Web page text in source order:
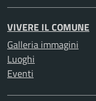
VIVERE IL COMUNE
Galleria immagini
Luoghi
Eventi